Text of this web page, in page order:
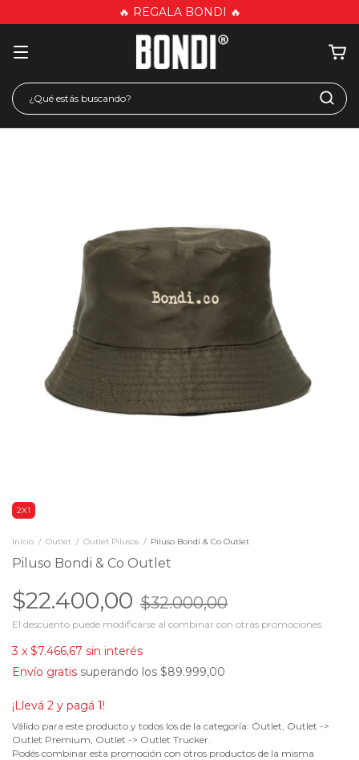
🔥 REGALA BONDI 🔥
2X1
Inicio / Outlet / Outlet Pilusos / Piluso Bondi & Co Outlet
Piluso Bondi & Co Outlet
$22.400,00 $32.000,00
El descuento puede modificarse al combinar con otras promociones.
3 x $7.466,67 sin interés
Envío gratis superando los $89.999,00
¡Llevá 2 y pagá 1!
Válido para este producto y todos los de la categoría: Outlet, Outlet ->
Outlet Premium, Outlet -> Outlet Trucker.
Podés combinar esta promoción con otros productos de la misma